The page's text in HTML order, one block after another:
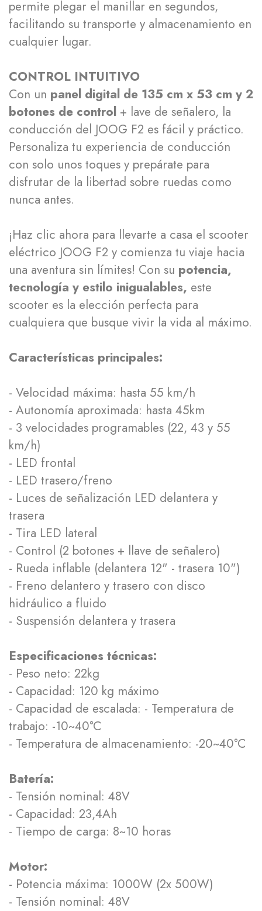
permite plegar el manillar en segundos,
facilitando su transporte y almacenamiento en
cualquier lugar.
CONTROL INTUITIVO
Con un panel digital de 135 cm x 53 cm y 2
botones de control + lave de señalero, la
conducción del JOOG F2 es fácil y práctico.
Personaliza tu experiencia de conducción
con solo unos toques y prepárate para
disfrutar de la libertad sobre ruedas como
nunca antes.
¡Haz clic ahora para llevarte a casa el scooter
eléctrico JOOG F2 y comienza tu viaje hacia
una aventura sin límites! Con su potencia,
tecnología y estilo inigualables, este
scooter es la elección perfecta para
cualquiera que busque vivir la vida al máximo.
Características principales:
- Velocidad máxima: hasta 55 km/h
- Autonomía aproximada: hasta 45km
- 3 velocidades programables (22, 43 y 55
km/h)
- LED frontal
- LED trasero/freno
- Luces de señalización LED delantera y
trasera
- Tira LED lateral
- Control (2 botones + llave de señalero)
- Rueda inflable (delantera 12" - trasera 10")
- Freno delantero y trasero con disco
hidráulico a fluido
- Suspensión delantera y trasera
Especificaciones técnicas:
- Peso neto: 22kg
- Capacidad: 120 kg máximo
- Capacidad de escalada: - Temperatura de
trabajo: -10~40°C
- Temperatura de almacenamiento: -20~40°C
Batería:
- Tensión nominal: 48V
- Capacidad: 23,4Ah
- Tiempo de carga: 8~10 horas
Motor:
- Potencia máxima: 1000W (2x 500W)
- Tensión nominal: 48V